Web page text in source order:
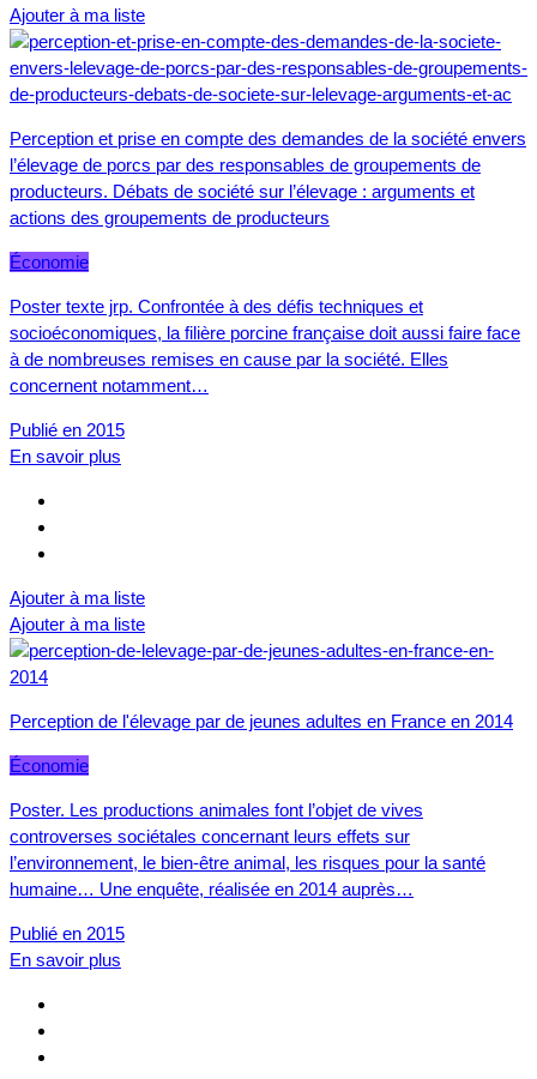
Ajouter à ma liste
Perception et prise en compte des demandes de la société envers
l’élevage de porcs par des responsables de groupements de
producteurs. Débats de société sur l’élevage : arguments et
actions des groupements de producteurs
Économie
Poster texte jrp. Confrontée à des défis techniques et
socioéconomiques, la filière porcine française doit aussi faire face
à de nombreuses remises en cause par la société. Elles
concernent notamment…
Publié en 2015
En savoir plus
Ajouter à ma liste
Ajouter à ma liste
Perception de l'élevage par de jeunes adultes en France en 2014
Économie
Poster. Les productions animales font l’objet de vives
controverses sociétales concernant leurs effets sur
l’environnement, le bien-être animal, les risques pour la santé
humaine… Une enquête, réalisée en 2014 auprès…
Publié en 2015
En savoir plus